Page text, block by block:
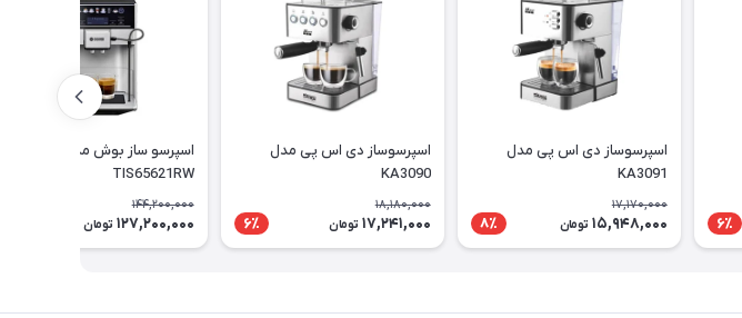
6٪
اسپرسوساز دی اس پی مدل
KA3091
17,170,000
15,948,000 تومان 8٪
اسپرسوساز دی اس پی مدل
KA3090
18,180,000
17,241,000 تومان 6٪
اسپرسو ساز بوش مدل
TIS65621RW
144,200,000
127,200,000 تومان